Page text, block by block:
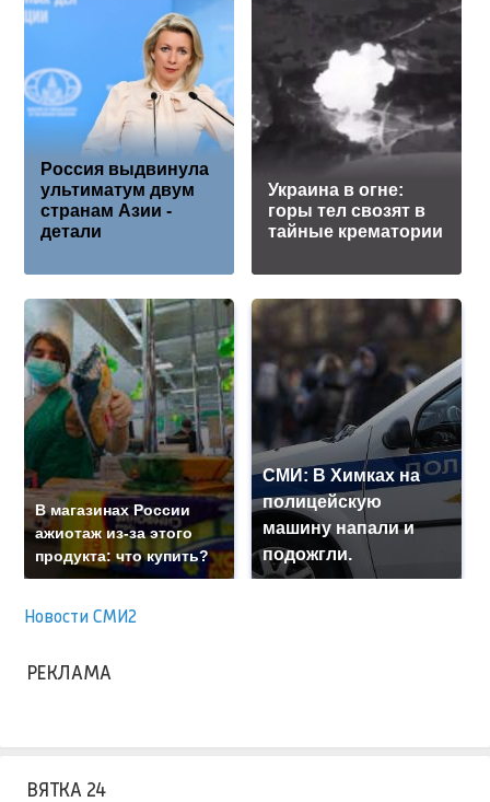
Россия выдвинула
ультиматум двум
странам Азии -
детали
Украина в огне:
горы тел свозят в
тайные крематории
В магазинах России
ажиотаж из-за этого
продукта: что купить?
СМИ: В Химках на
полицейскую
машину напали и
подожгли.
Новости СМИ2
РЕКЛАМА
ВЯТКА 24